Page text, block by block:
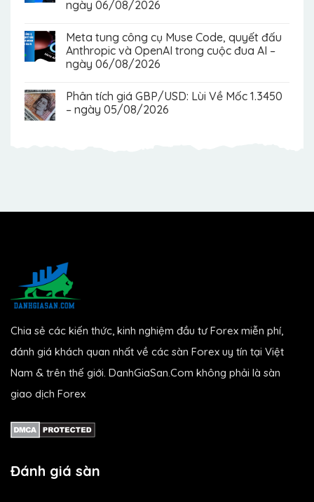
ngày 06/08/2026
Meta tung công cụ Muse Code, quyết đấu
Anthropic và OpenAI trong cuộc đua AI –
ngày 06/08/2026
Phân tích giá GBP/USD: Lùi Về Mốc 1.3450
– ngày 05/08/2026
Chia sẻ các kiến thức, kinh nghiệm đầu tư Forex miễn phí,
đánh giá khách quan nhất về các sàn Forex uy tín tại Việt
Nam & trên thế giới. DanhGiaSan.Com không phải là sàn
giao dịch Forex
Đánh giá sàn